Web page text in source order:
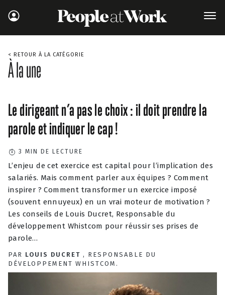
< RETOUR À LA CATÉGORIE
À la une
Le dirigeant n’a pas le choix : il doit prendre la
parole et indiquer le cap !
3 MIN DE LECTURE
L’enjeu de cet exercice est capital pour l’implication des
salariés. Mais comment parler aux équipes ? Comment
inspirer ? Comment transformer un exercice imposé
(souvent ennuyeux) en un vrai moteur de motivation ?
Les conseils de Louis Ducret, Responsable du
développement Whistcom pour réussir ses prises de
parole…
PAR LOUIS DUCRET , RESPONSABLE DU
DÉVELOPPEMENT WHISTCOM.